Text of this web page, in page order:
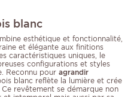
blanc
esthétique et fonctionnalité,
et élégante aux finitions
caractéristiques uniques, le
configurations et styles
Reconnu pour agrandir
blanc reflète la lumière et crée
revêtement se démarque non